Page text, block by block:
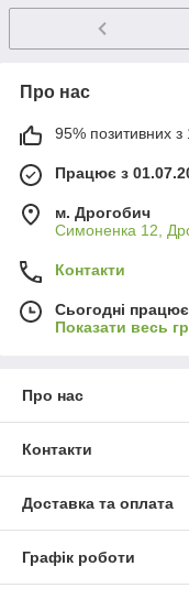
Про нас
95% позитивних з
Працює з
м. Дрогобич
Симоненка 12,
Контакти
Сьогодні
Показати весь
Про нас
Контакти
Доставка та оплата
Графік роботи